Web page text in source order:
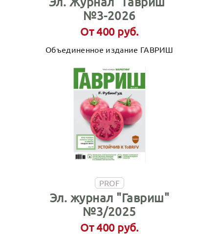
№3-2026
От 400 руб.
Объединенное издание ГАВРИШ
PROF
Эл. журнал "Гавриш"
№3/2025
От 400 руб.